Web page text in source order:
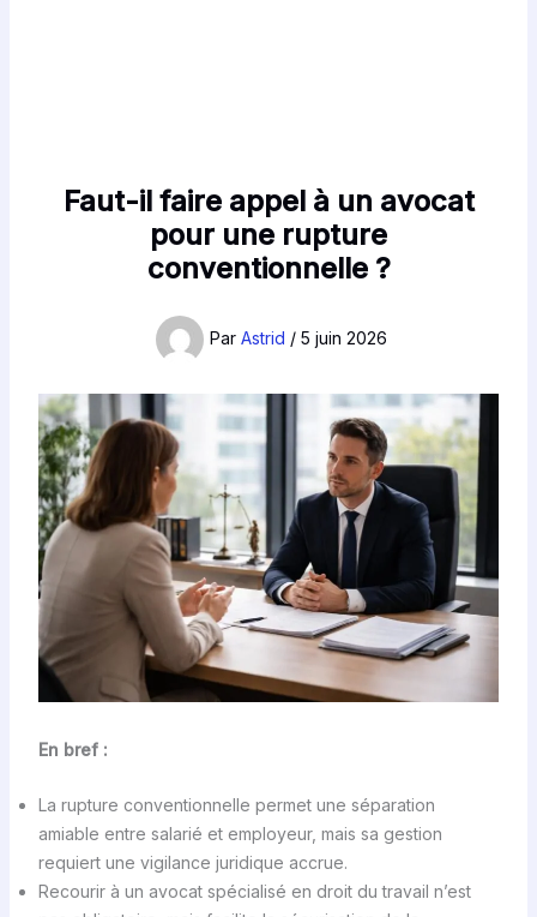
Faut-il faire appel à un avocat
pour une rupture
conventionnelle ?
Par Astrid / 5 juin 2026
En bref :
La rupture conventionnelle permet une séparation
amiable entre salarié et employeur, mais sa gestion
requiert une vigilance juridique accrue.
Recourir à un avocat spécialisé en droit du travail n’est